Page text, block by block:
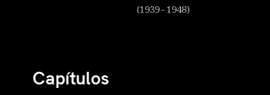
(1939 - 1948)
Capítulos